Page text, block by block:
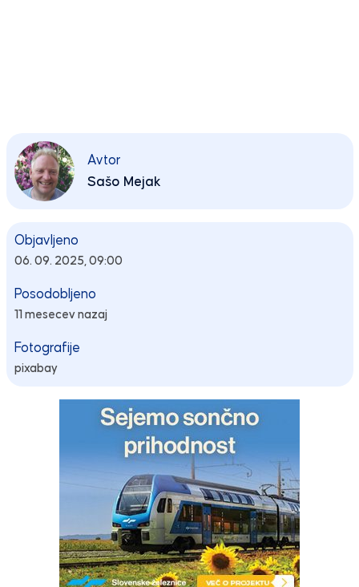
Avtor
Sašo Mejak
Objavljeno
06. 09. 2025, 09:00
Posodobljeno
11 mesecev nazaj
Fotografije
pixabay